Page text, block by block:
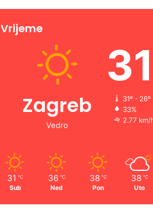
skin
Vrijeme
Zagreb
Vedro
31
31º - 26º
33%
2.77 km/
31 ℃
Sub
36 ℃
Ned
38 ℃
Pon
38 ℃
Uto